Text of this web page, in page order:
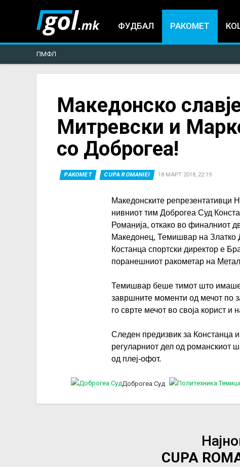
ФУДБАЛ РАКОМЕТ
ПМФЛ
here
Македонско
Митревски и
со Доброгеа!
РАКОМЕТ CUPA ROMANIEI 18 МАРТ 2018, 22:19
Македонските репрезентативци
нивниот тим Доброгеа Суд
Романија, откако во финалниот
Македонец, Темишвар на Златко
Костанца спортски директор е
поранешниот ракометар на
Темишвар беше тимот што имаше
завршните моменти од мечот по
го сврте мечот во своја корист и
Следен предизвик за
регуларниот дел од романскиот
од плеј-офот.
Доброгеа Суд
CUPA